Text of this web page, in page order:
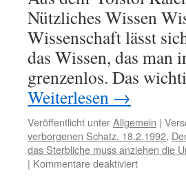
Nützliches Wissen
Wissenschaft lässt
das Wissen, das
grenzenlos. Das
Weiterlesen →
Veröffentlicht unterAllgemein |
verborgenen Schatz. 18.2.1992,
das Sterbliche muss anziehen die
| Kommentare deaktiviertfür